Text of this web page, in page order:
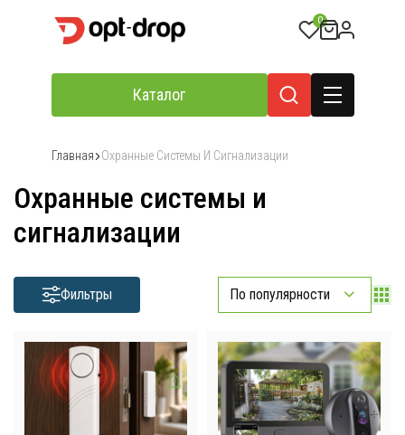
0
Каталог
Главная Охранные Системы И Сигнализации
Охранные системы и
сигнализации
Фильтры По популярности